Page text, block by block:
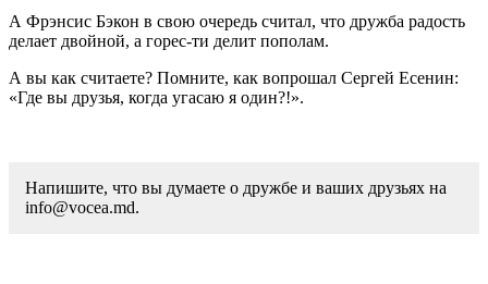
А Фрэнсис Бэкон в свою очередь считал, что друж­ба радость
делает двойной, а горес-ти делит пополам.
А вы как считае­те? Помните, как вопрошал Сергей Есенин:
«Где вы друзья, когда уга­саю я один?!».
Напишите, что вы думаете о дружбе и ваших друзьях на
info@vocea.md.